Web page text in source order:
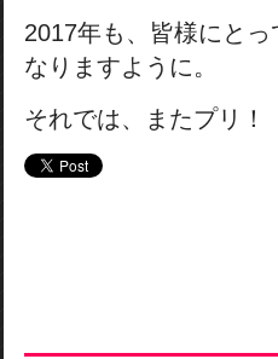
2017年も、皆様にとっ
なりますように。
それでは、またプリ！